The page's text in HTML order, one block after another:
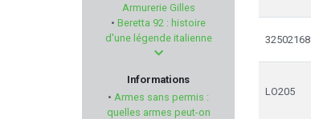
TIPTON
COMPANY ANIMALS'
Armurerie Gilles
• Beretta 92 : histoire
d'une légende italienne
Informations
• Armes sans permis :
quelles armes peut-on
32502168
LO205